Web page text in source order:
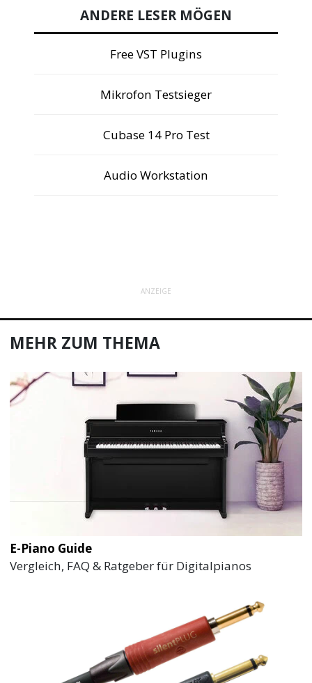
ANDERE LESER MÖGEN
Free VST Plugins
Mikrofon Testsieger
Cubase 14 Pro Test
Audio Workstation
ANZEIGE
MEHR ZUM THEMA
E-Piano Guide
Vergleich, FAQ & Ratgeber für Digitalpianos